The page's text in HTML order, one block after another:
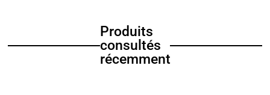
Produits
consultés
récemment